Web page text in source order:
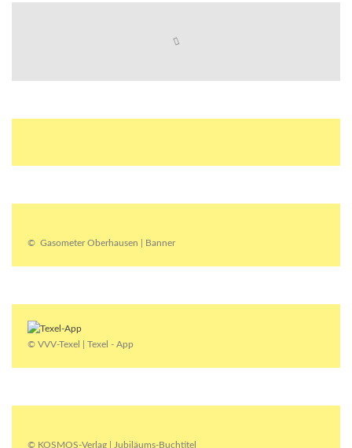
© Gasometer Oberhausen | Banner
© VVV-Texel | Texel - App
© KOSMOS-Verlag | Jubiläums-Buchtitel